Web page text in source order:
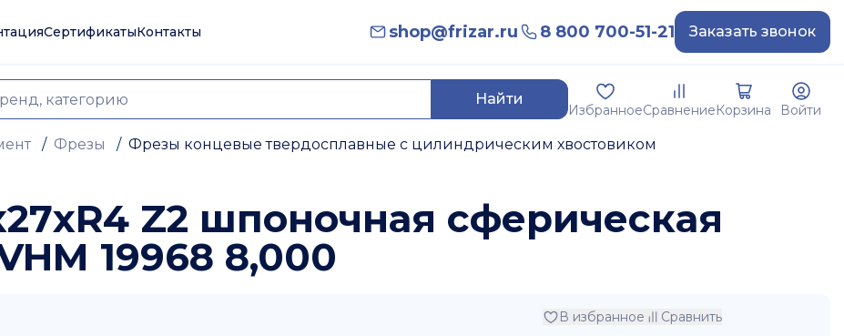
СертификатыКонтакты shop@frizar.ru 8 800 700-51-21 Заказать звонок
Найти
ИзбранноеСравнение Корзина Войти
/ Фрезы / Фрезы концевые твердосплавные с цилиндрическим хвостовиком
Z2 шпоночная сферическая
19968 8,000
В избранное Сравнить